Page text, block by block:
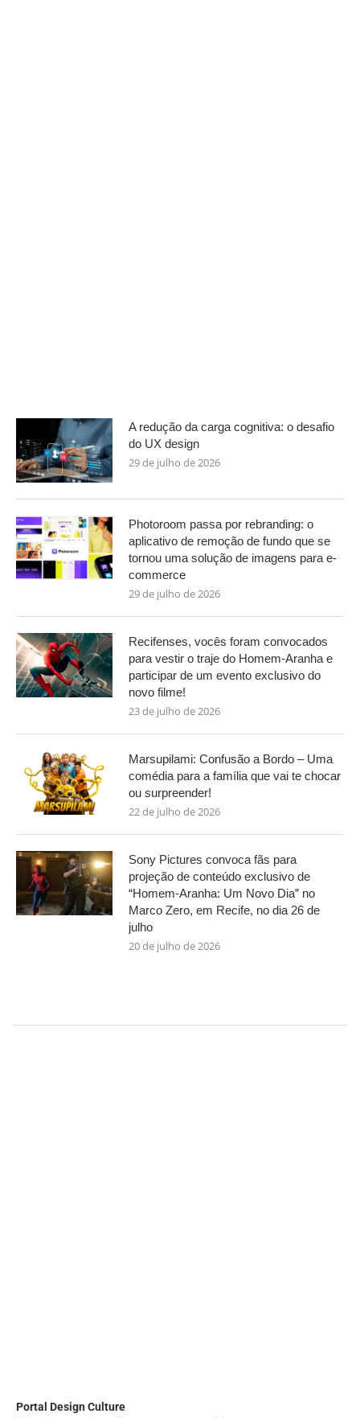
A redução da carga cognitiva: o desafio
do UX design
29 de julho de 2026
Photoroom passa por rebranding: o
aplicativo de remoção de fundo que se
tornou uma solução de imagens para e-
commerce
29 de julho de 2026
Recifenses, vocês foram convocados
para vestir o traje do Homem-Aranha e
participar de um evento exclusivo do
novo filme!
23 de julho de 2026
Marsupilami: Confusão a Bordo – Uma
comédia para a família que vai te chocar
ou surpreender!
22 de julho de 2026
Sony Pictures convoca fãs para
projeção de conteúdo exclusivo de
“Homem-Aranha: Um Novo Dia” no
Marco Zero, em Recife, no dia 26 de
julho
20 de julho de 2026
Portal Design Culture